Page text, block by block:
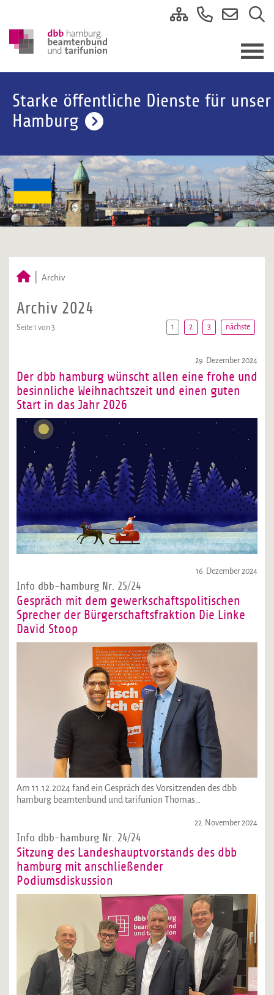
Starke öffentliche Dienste für unser
Hamburg
Archiv
Archiv 2024
Seite 1 von 3. 1 2 3 nächste
29. Dezember 2024
Der dbb hamburg wünscht allen eine frohe und
besinnliche Weihnachtszeit und einen guten
Start in das Jahr 2026
16. Dezember 2024
Info dbb-hamburg Nr. 25/24
Gespräch mit dem gewerkschaftspolitischen
Sprecher der Bürgerschaftsfraktion Die Linke
David Stoop
Am 11.12.2024 fand ein Gespräch des Vorsitzenden des dbb
hamburg beamtenbund und tarifunion Thomas…
22. November 2024
Info dbb-hamburg Nr. 24/24
Sitzung des Landeshauptvorstands des dbb
hamburg mit anschließender
Podiumsdiskussion